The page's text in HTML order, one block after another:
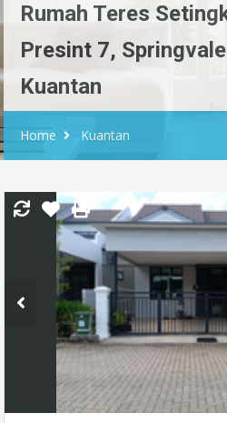
Rumah Teres
Presint 7,
Kuantan
Home Kuantan